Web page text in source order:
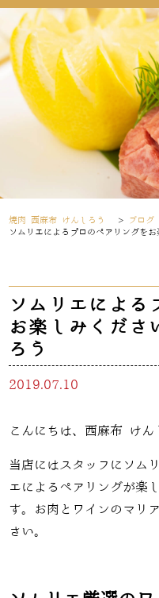
焼肉 西麻布 けんしろう > ブログ
ソムリエによるプロのペアリングを
ソムリエによる
お楽しみくだ
ろう
2019.07.10
こんにちは、西麻布 けん
当店にはスタッフにソム
エによるペアリングが楽
す。お肉とワインのマリ
さい。